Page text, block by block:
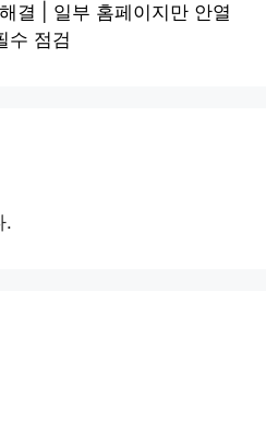
결 | 일부 홈페이지만 안열
수 점검
.